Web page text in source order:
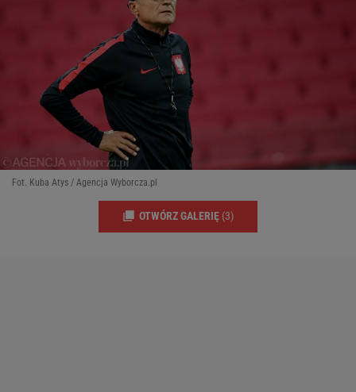
Fot. Kuba Atys / Agencja Wyborcza.pl
OTWÓRZ GALERIĘ (3)